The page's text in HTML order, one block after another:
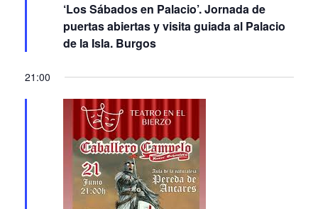
‘Los Sábados en Palacio’. Jornada de
puertas abiertas y visita guiada al Palacio
de la Isla. Burgos
21:00